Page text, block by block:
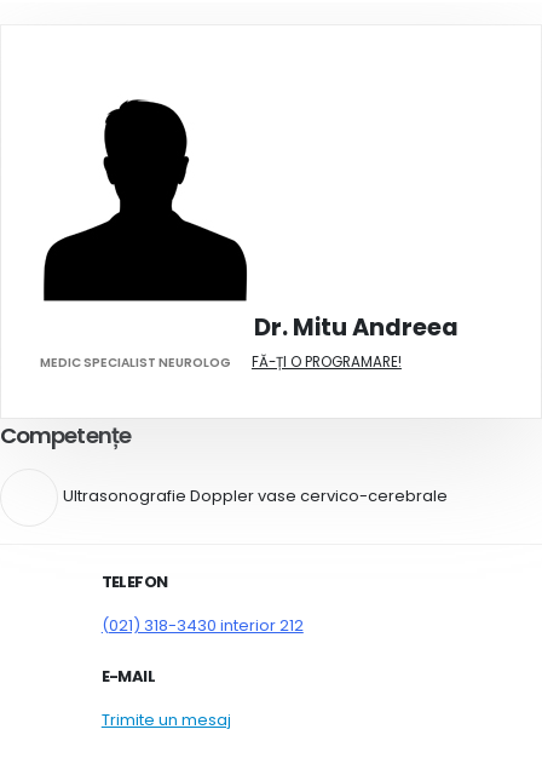
Dr. Mitu Andreea
MEDIC SPECIALIST NEUROLOG FĂ-ȚI O PROGRAMARE!
Competențe
Ultrasonografie Doppler vase cervico-cerebrale
TELEFON
(021) 318-3430 interior 212
E-MAIL
Trimite un mesaj